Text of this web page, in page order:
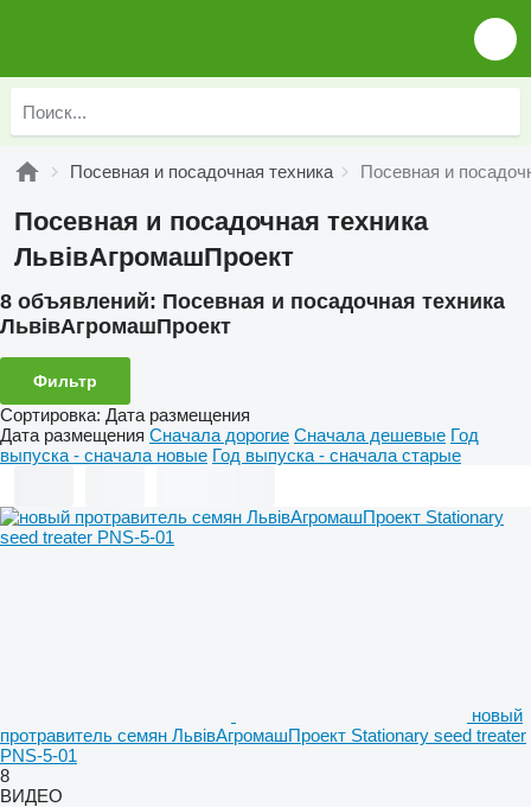
Посевная и посадочная техника Посевная и
Посевная и посадочная техника
ЛьвівАгромашПроект
8 объявлений: Посевная и посадочная техника
ЛьвівАгромашПроект
Фильтр
Сортировка: Дата размещения
Дата размещения Сначала дорогие Сначала дешевые Год
выпуска - сначала новые Год выпуска - сначала старые
новый
протравитель семян ЛьвівАгромашПроект Stationary seed treater
PNS-5-01
8
ВИДЕО